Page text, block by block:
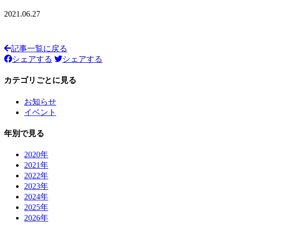
2021.06.27
記事一覧に戻る
シェアする
シェアする
カテゴリごとに見る
お知らせ
イベント
年別で見る
2020年
2021年
2022年
2023年
2024年
2025年
2026年